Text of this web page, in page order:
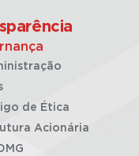
de Ética
Acionária